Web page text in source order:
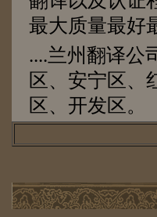
最大质量最好
....兰州翻译公
区、安宁区、
区、开发区。